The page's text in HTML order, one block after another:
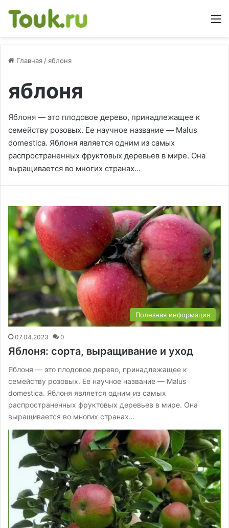
Главная / яблоня
яблоня
Яблоня — это плодовое дерево, принадлежащее к
семейству розовых. Ее научное название — Malus
domestica. Яблоня является одним из самых
распространенных фруктовых деревьев в мире. Она
выращивается во многих странах…
Полезная информация
07.04.2023 0
Яблоня: сорта, выращивание и уход
Яблоня — это плодовое дерево, принадлежащее к
семейству розовых. Ее научное название — Malus
domestica. Яблоня является одним из самых
распространенных фруктовых деревьев в мире. Она
выращивается во многих странах…